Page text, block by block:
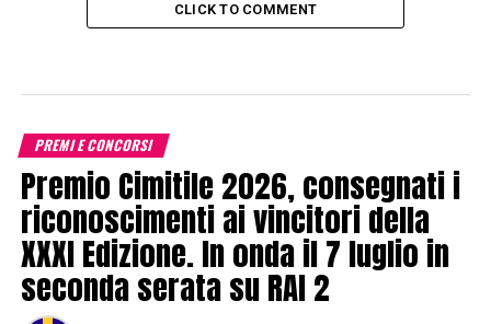
CLICK TO COMMENT
PREMI E CONCORSI
Premio Cimitile 2026, consegnati i
riconoscimenti ai vincitori della
XXXI Edizione. In onda il 7 luglio in
seconda serata su RAI 2